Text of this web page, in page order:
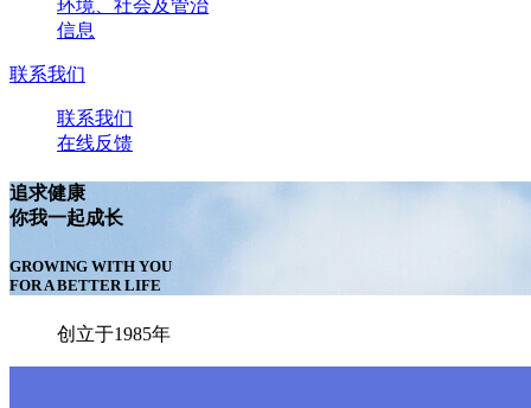
环境、社会及管治
信息
联系我们
联系我们
在线反馈
追求健康
你我一起成长
GROWING WITH YOU
FOR A BETTER LIFE
创立于1985年